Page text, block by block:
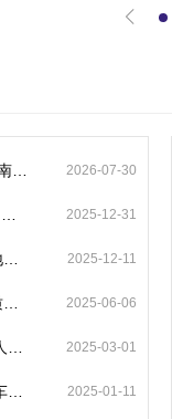
2026-07-30
2025-12-31
2025-12-11
2025-06-06
2025-03-01
2025-01-11